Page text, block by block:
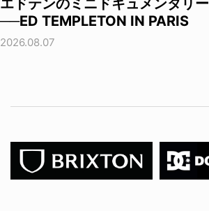
──ED TEMPLETON IN PARIS
2026.08.07